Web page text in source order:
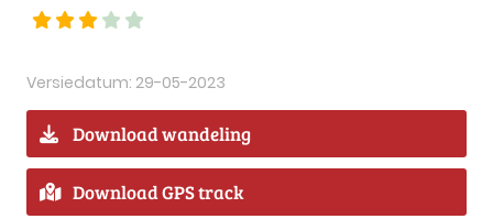
Versiedatum: 29-05-2023
Download wandeling
Download GPS track